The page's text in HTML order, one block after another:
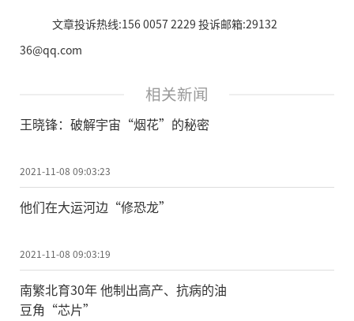
文章投诉热线:156 0057 2229 投诉邮箱:29132
36@qq.com
相关新闻
王晓锋：破解宇宙“烟花”的秘密
2021-11-08 09:03:23
他们在大运河边“修恐龙”
2021-11-08 09:03:19
南繁北育30年 他制出高产、抗病的油
豆角“芯片”